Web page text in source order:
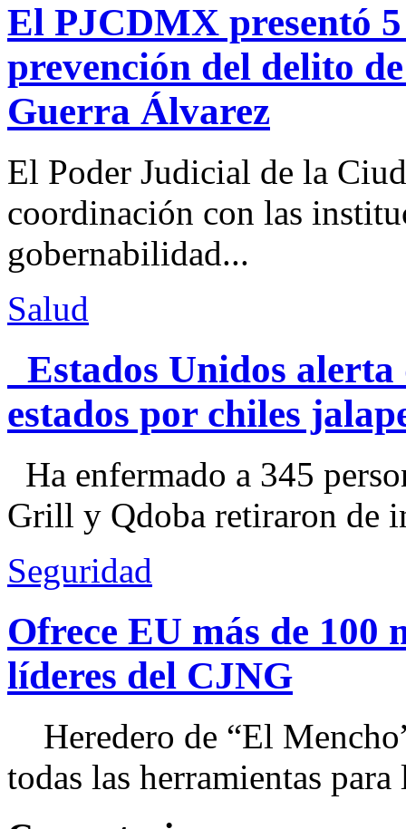
El PJCDMX presentó
prevención del delito
Guerra Álvarez
El Poder Judicial de la
coordinación con las
gobernabilidad...
Salud
Estados Unidos alerta
estados por chiles
Ha enfermado a 345
Grill y Qdoba retiraron de
Seguridad
Ofrece EU más de 100
líderes del CJNG
Heredero de “El
todas las herramientas